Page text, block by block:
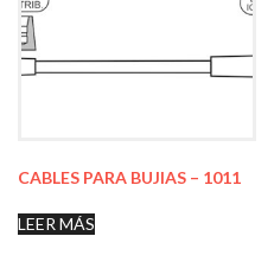
CABLES PARA BUJIAS – 1011
LEER MÁS